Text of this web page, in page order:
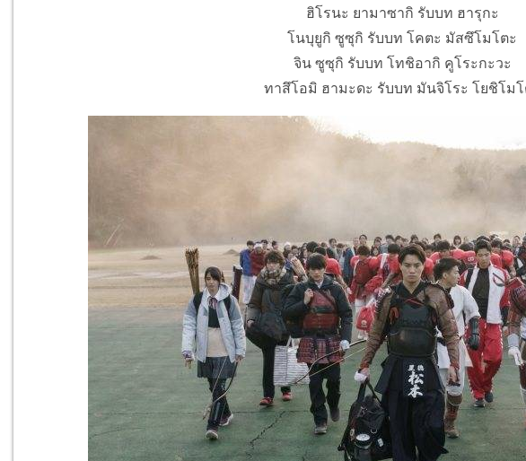
ฮิโรนะ ยามาซากิ รับบท ฮารุกะ
โนบุยูกิ ซูซุกิ รับบท โคตะ มัสซึโมโตะ
จิน ซูซุกิ รับบท โทชิอากิ คูโระกะวะ
ทาสึโอมิ ฮามะดะ รับบท มันจิโระ โยชิโมโ